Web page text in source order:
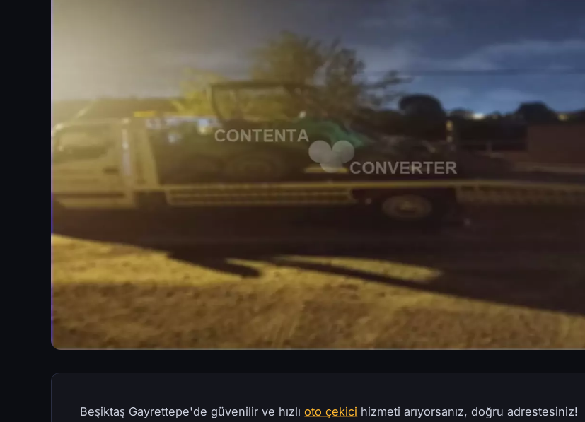
Beşiktaş Gayrettepe'de güvenilir ve hızlıoto çekici hizmeti arıyorsanız, doğru adrestesiniz!